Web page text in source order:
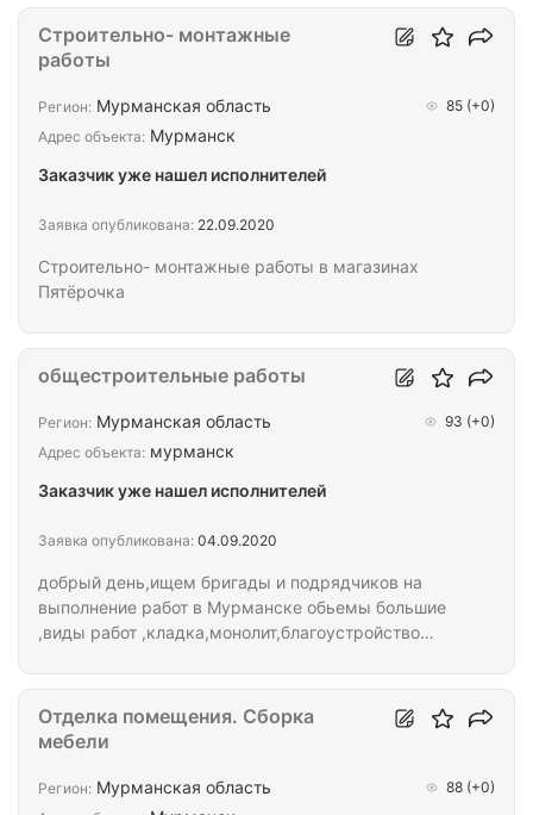
работы,потолок грильято
Строительно- монтажные работы в магазинах
Пятёрочка
Строительно- монтажные
работы
Регион: Мурманская область 85 (+0)
Адрес объекта: Мурманск
Заказчик уже нашел исполнителей
Заявка опубликована: 22.09.2020
добрый день,ищем бригады и подрядчиков на
выполнение работ в Мурманске обьемы большие
,виды работ ,кладка,монолит,благоустройство
заинтересовало - оставьте контактный номер с
вами свяжутся.
общестроительные работы
Регион: Мурманская область 93 (+0)
Адрес объекта: мурманск
Заказчик уже нашел исполнителей
Заявка опубликована: 04.09.2020
Отделка помещения. Сборка
мебели
Регион: Мурманская область 88 (+0)